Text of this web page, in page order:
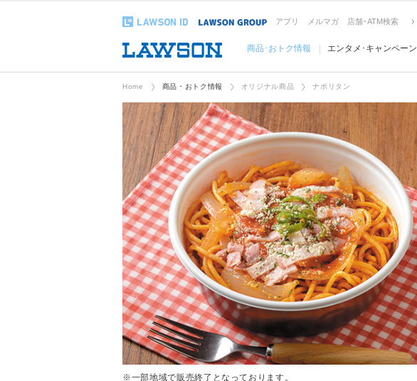
アプリ メルマガ 店舗･ATM検索
商品･おトク情報 エンタメ･キャンペーン
Home 商品・おトク情報 オリジナル商品 ナポリタン
※一部地域で販売終了となっております。